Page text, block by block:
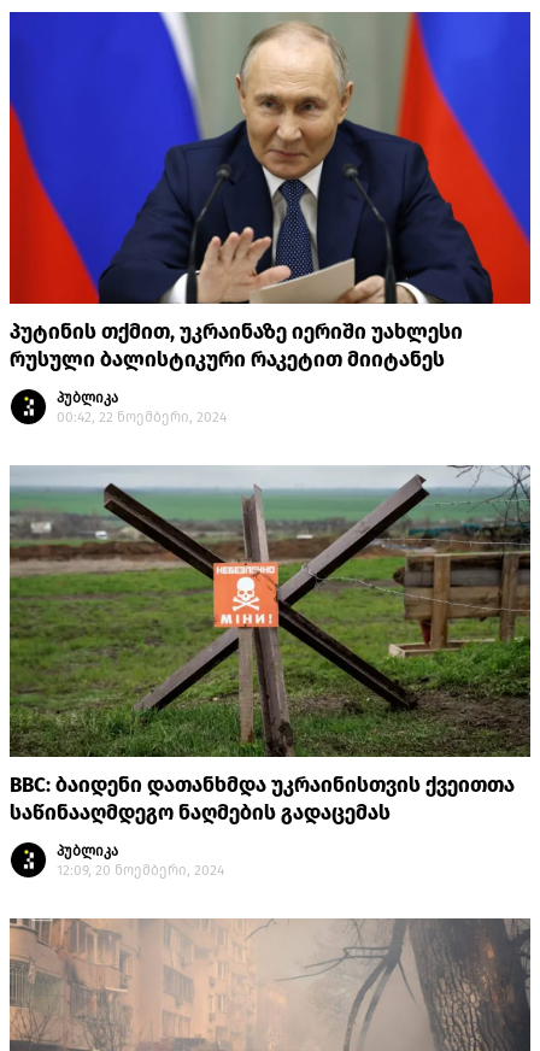
პუტინის თქმით, უკრაინაზე იერიში უახლესი
რუსული ბალისტიკური რაკეტით მიიტანეს
პუბლიკა
00:42, 22 ნოემბერი, 2024
BBC: ბაიდენი დათანხმდა უკრაინისთვის ქვეითთა
საწინააღმდეგო ნაღმების გადაცემას
პუბლიკა
12:09, 20 ნოემბერი, 2024